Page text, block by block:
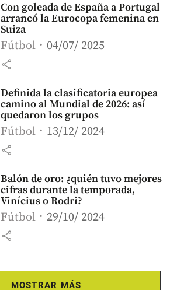
Con goleada de España a Portugal
arrancó la Eurocopa femenina en
Suiza
Fútbol 04/07/ 2025
share
Definida la clasificatoria europea
camino al Mundial de 2026: así
quedaron los grupos
Fútbol 13/12/ 2024
share
Balón de oro: ¿quién tuvo mejores
cifras durante la temporada,
Vinícius o Rodri?
Fútbol 29/10/ 2024
share
MOSTRAR MÁS